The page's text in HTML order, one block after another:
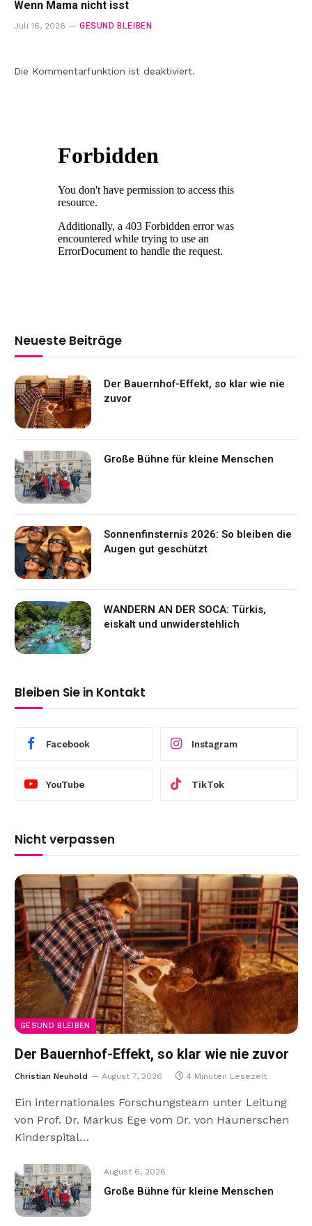
Wenn Mama nicht isst
Juli 16, 2026 GESUND BLEIBEN
Die Kommentarfunktion ist deaktiviert.
Neueste Beiträge
Der Bauernhof-Effekt, so klar wie nie
zuvor
Große Bühne für kleine Menschen
Sonnenfinsternis 2026: So bleiben die
Augen gut geschützt
WANDERN AN DER SOCA: Türkis,
eiskalt und unwiderstehlich
Bleiben Sie in Kontakt
Facebook Instagram
YouTube TikTok
Nicht verpassen
GESUND BLEIBEN
Der Bauernhof-Effekt, so klar wie nie zuvor
Christian Neuhold August 7, 2026 4 Minuten Lesezeit
Ein internationales Forschungsteam unter Leitung
von Prof. Dr. Markus Ege vom Dr. von Haunerschen
Kinderspital…
August 6, 2026
Große Bühne für kleine Menschen